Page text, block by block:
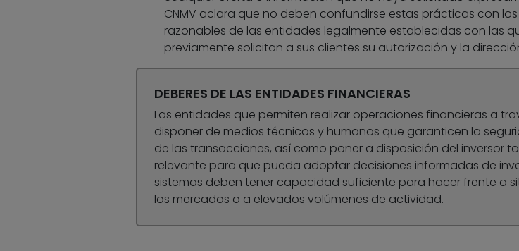
CNMV aclara que no deben confundirse estas prácticas con
razonables de las entidades legalmente establecidas con las
previamente solicitan a sus clientes su autorización y la
DEBERES DE LAS ENTIDADES FINANCIERAS
Las entidades que permiten realizar operaciones financieras a
disponer de medios técnicos y humanos que garanticen la
de las transacciones, así como poner a disposición del inversor
relevante para que pueda adoptar decisiones informadas de
sistemas deben tener capacidad suficiente para hacer frente a
los mercados o a elevados volúmenes de actividad.